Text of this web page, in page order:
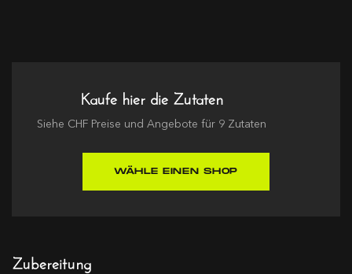
Kaufe hier die Zutaten
Siehe CHF Preise und Angebote für 9 Zutaten
WÄHLE EINEN SHOP
Zubereitung